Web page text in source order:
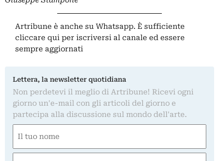
Artribune è anche su Whatsapp. È sufficiente
cliccare qui per iscriversi al canale ed essere
sempre aggiornati
Lettera, la newsletter quotidiana
Non perdetevi il meglio di Artribune! Ricevi ogni
giorno un'e-mail con gli articoli del giorno e
partecipa alla discussione sul mondo dell'arte.
(Required)
First